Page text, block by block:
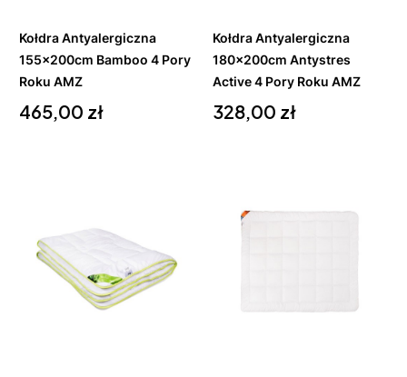
Kołdra Antyalergiczna
155x200cm Bamboo 4 Pory
Roku AMZ
Cena
465,00 zł
Kołdra Antyalergiczna
180x200cm Antystres
Active 4 Pory Roku AMZ
Cena
328,00 zł